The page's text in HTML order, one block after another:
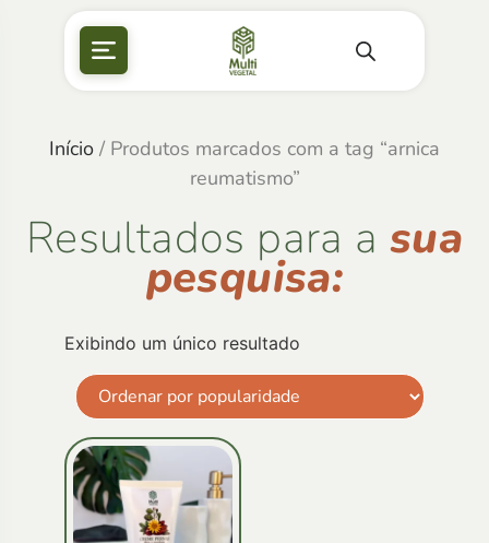
Início / Produtos marcados com a tag “arnica
reumatismo”
Resultados para a sua
pesquisa:
Exibindo um único resultado